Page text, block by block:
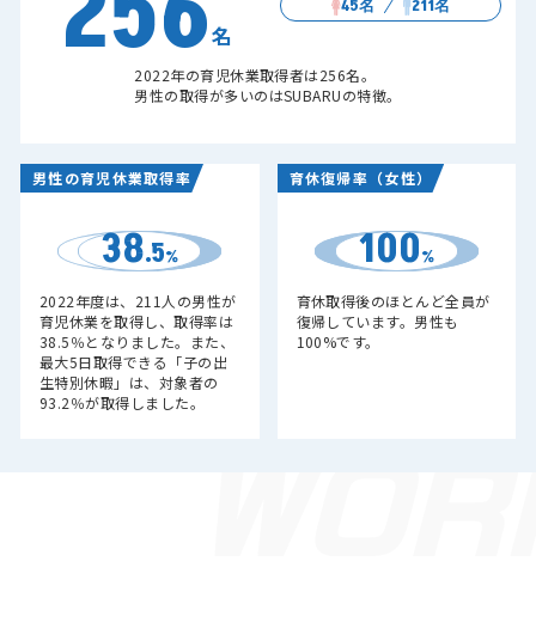
名
45名 211名
2022年の育児休業取得者は256名。
男性の取得が多いのはSUBARUの特徴。
男性の育児休業取得率
38.5%
2022年度は、211人の男性が
育児休業を取得し、取得率は
38.5％となりました。また、
最大5日取得できる「子の出
生特別休暇」は、対象者の
93.2％が取得しました。
育休復帰率（女性）
100%
育休取得後のほとんど全員が
復帰しています。男性も
100%です。